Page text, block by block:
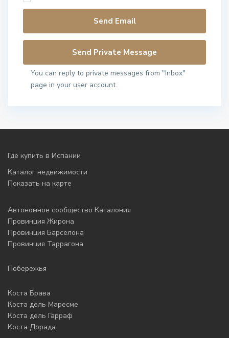
You can reply to private messages from "Inbox"
page in your user account.
Где купить в Испании
Каталог недвижимости
Показать на карте
Автономное сообщество Каталония
Провинция Жирона
Провинция Барселона
Провинция Таррагона
Побережья
Коста Брава
Коста дель Маресме
Коста дель Гарраф
Коста Дорада